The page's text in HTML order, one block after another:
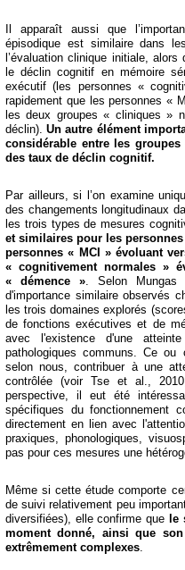
Il apparaît aussi que
épisodique est similaire dans
l’évaluation clinique initiale,
le déclin cognitif en mémoire
exécutif (les personnes «
rapidement que les personnes «
les deux groupes « cliniques »
déclin).Un autre élément
considérable entre les
des taux de déclin cognitif.
Par ailleurs, si l’on examine
des changements longitudinaux
les trois types de mesures
et similaires pour les
personnes « MCI » évoluant
« cognitivement normales »
« démence ». Selon Mungas
d'importance similaire observés
les trois domaines explorés
de fonctions exécutives et de
avec l'existence d'une
pathologiques communs. Ce ou
selon nous, contribuer à une
contrôlée (voir Tse et al.,
perspective, il eut été
spécifiques du fonctionnement
directement en lien avec
praxiques, phonologiques,
pas pour ces mesures une
Même si cette étude comporte
de suivi relativement peu
diversifiées), elle confirme que le
moment donné, ainsi que
extrêmement complexes.